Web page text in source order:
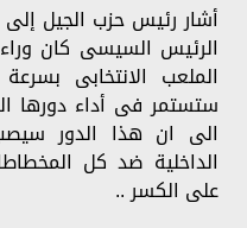
أشار رئيس حزب الجيل إلى
الرئيس السيسى كان وراء
الملعب الانتخابى
ستستمر فى أداء دورها
الى ان هذا الدور
الداخلية ضد كل
على الكسر ..